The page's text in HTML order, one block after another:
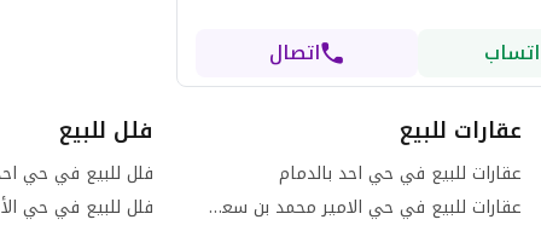
اتصال
عقارات للبيع
عقارات للبيع في حي احد بالدمام
عقارات للبيع في حي الامير محمد بن سعود بالدمام
فلل للبيع
فلل للبيع في حي
فلل للبيع في حي